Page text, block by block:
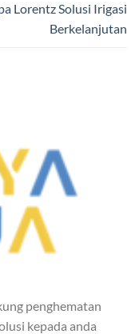
Lorentz Solusi Irigasi
Berkelanjutan
penghematan
kepada anda